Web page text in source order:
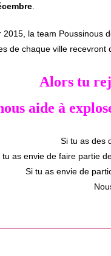
2015, la team Poussinous
de chaque ville recevront
Alors tu
aide à
Si tu as des
tu as envie de faire partie
Si tu as envie de